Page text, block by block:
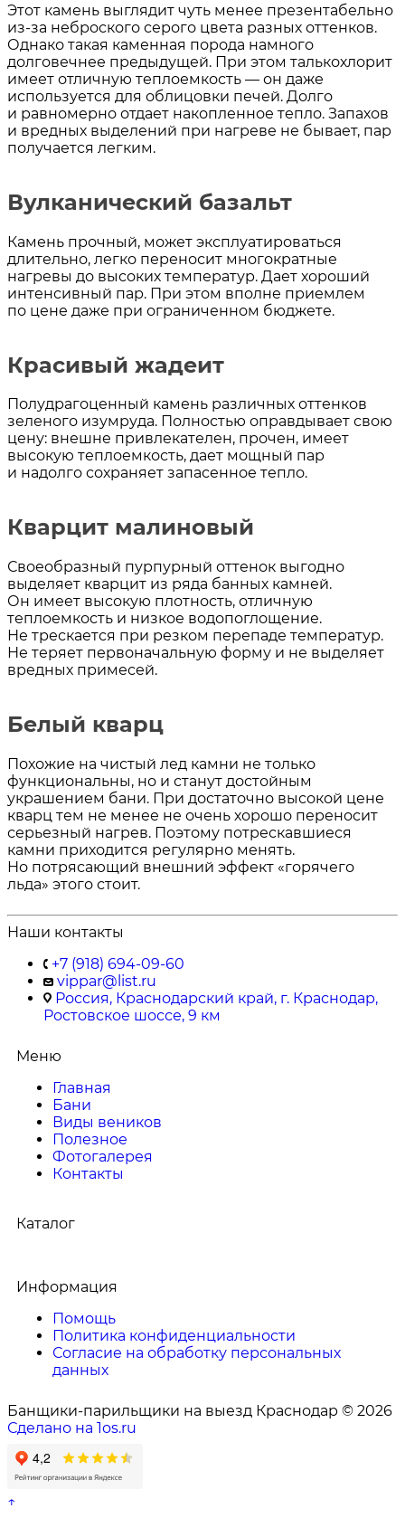
Этот камень выглядит чуть менее презентабельно
из-за неброского серого цвета разных оттенков.
Однако такая каменная порода намного
долговечнее предыдущей. При этом талькохлорит
имеет отличную теплоемкость — он даже
используется для облицовки печей. Долго
и равномерно отдает накопленное тепло. Запахов
и вредных выделений при нагреве не бывает, пар
получается легким.
Вулканический базальт
Камень прочный, может эксплуатироваться
длительно, легко переносит многократные
нагревы до высоких температур. Дает хороший
интенсивный пар. При этом вполне приемлем
по цене даже при ограниченном бюджете.
Красивый жадеит
Полудрагоценный камень различных оттенков
зеленого изумруда. Полностью оправдывает свою
цену: внешне привлекателен, прочен, имеет
высокую теплоемкость, дает мощный пар
и надолго сохраняет запасенное тепло.
Кварцит малиновый
Своеобразный пурпурный оттенок выгодно
выделяет кварцит из ряда банных камней.
Он имеет высокую плотность, отличную
теплоемкость и низкое водопоглощение.
Не трескается при резком перепаде температур.
Не теряет первоначальную форму и не выделяет
вредных примесей.
Белый кварц
Похожие на чистый лед камни не только
функциональны, но и станут достойным
украшением бани. При достаточно высокой цене
кварц тем не менее не очень хорошо переносит
серьезный нагрев. Поэтому потрескавшиеся
камни приходится регулярно менять.
Но потрясающий внешний эффект «горячего
льда» этого стоит.
Наши контакты
+7 (918) 694-09-60
vippar@list.ru
Россия, Краснодарский край, г. Краснодар,
Ростовское шоссе, 9 км
Меню
Главная
Бани
Виды веников
Полезное
Фотогалерея
Контакты
Каталог
Информация
Помощь
Политика конфиденциальности
Согласие на обработку персональных
данных
Банщики-парильщики на выезд Краснодар © 2026
Сделано на 1os.ru
↑